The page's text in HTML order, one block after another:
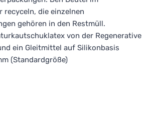
recyceln, die einzelnen
gehören in den Restmüll.
von der Regenerative
ein Gleitmittel auf Silikonbasis
(Standardgröße)